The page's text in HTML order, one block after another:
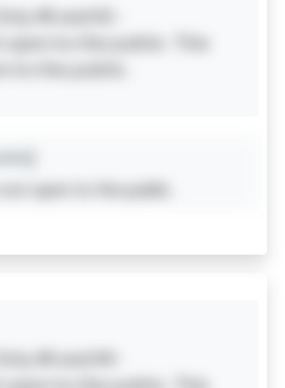
#0 and #2 -
open to the public. This
to the public.
open to the public.
#0 and #4 -